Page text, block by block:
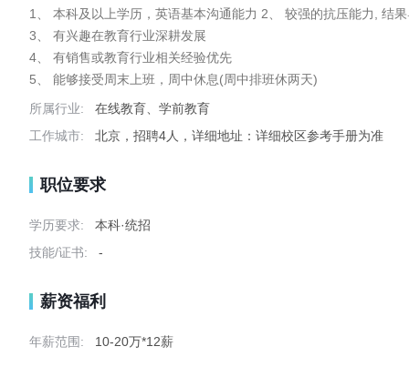
1、 本科及以上学历，英语基本沟通能力 2、 较强的抗压能力, 结
3、 有兴趣在教育行业深耕发展
4、 有销售或教育行业相关经验优先
5、 能够接受周末上班，周中休息(周中排班休两天)
所属行业:
在线教育、学前教育
工作城市:
北京，招聘4人，详细地址：详细校区参考手册为准
职位要求
学历要求:
本科·统招
技能/证书:
-
薪资福利
年薪范围: 10-20万*12薪